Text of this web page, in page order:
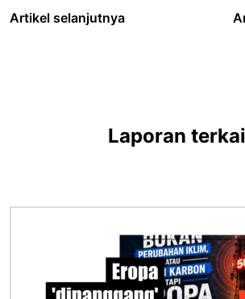
Artikel selanjutnya
Laporan